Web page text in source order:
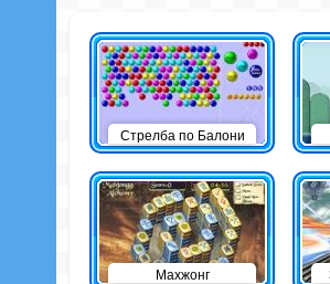
Стрелба по Балони
Махжонг